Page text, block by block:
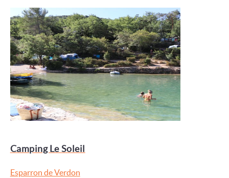
Camping Le Soleil
Esparron de Verdon